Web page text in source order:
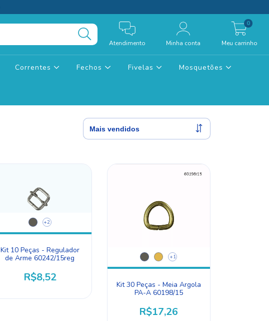
Atendimento Minha conta Meu carrinho
0
Correntes Fechos Fivelas Mosquetões
+2
Kit 10 Peças - Regulador
de Arme 60242/15reg
R$8,52
+1
Kit 30 Peças - Meia Argola
PA-A 60198/15
R$17,26